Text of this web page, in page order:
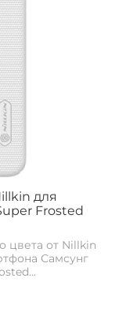
для
Frosted
цвета от Nillkin
Самсунг